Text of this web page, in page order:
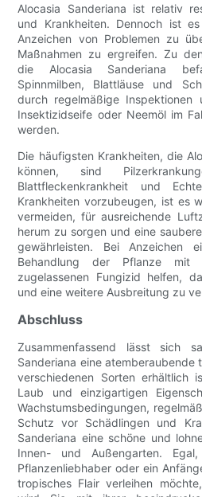
Alocasia Sanderiana ist relativ
und Krankheiten. Dennoch ist
Anzeichen von Problemen zu
Maßnahmen zu ergreifen. Zu
die Alocasia Sanderiana
Spinnmilben, Blattläuse und
durch regelmäßige Inspektionen
Insektizidseife oder Neemöl im
werden.
Die häufigsten Krankheiten, die
können, sind
Blattfleckenkrankheit und
Krankheiten vorzubeugen, ist es
vermeiden, für ausreichende
herum zu sorgen und eine
gewährleisten. Bei Anzeichen
Behandlung der Pflanze mit
zugelassenen Fungizid helfen,
und eine weitere Ausbreitung zu
Abschluss
Zusammenfassend lässt sich
Sanderiana eine atemberaubende
verschiedenen Sorten erhältlich
Laub und einzigartigen
Wachstumsbedingungen,
Schutz vor Schädlingen und
Sanderiana eine schöne und
Innen- und Außengarten.
Pflanzenliebhaber oder ein
tropisches Flair verleihen